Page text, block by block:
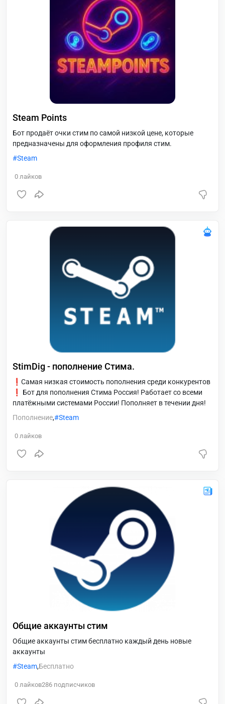
Steam Points
Бот продаёт очки стим по самой низкой цене, которые
предназначены для оформления профиля стим.
Steam
0 лайков
StimDig - пополнение Стима.
❗Самая низкая стоимость пополнения среди конкурентов
❗ Бот для пополнения Стима Россия! Работает со всеми
платёжными системами России! Пополняет в течении дня!
Пополнение, Steam
0 лайков
Общие аккаунты стим
Общие аккаунты стим бесплатно каждый день новые
аккаунты
Steam,Бесплатно
0 лайков286 подписчиков